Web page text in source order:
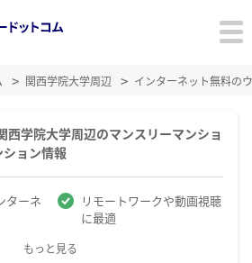
関西学院大学周辺 インターネット無料の
西学院大学周辺のマンスリーマンショ
ョン情報
ターネ
リモートワークや動画視聴
に最適
もっと見る